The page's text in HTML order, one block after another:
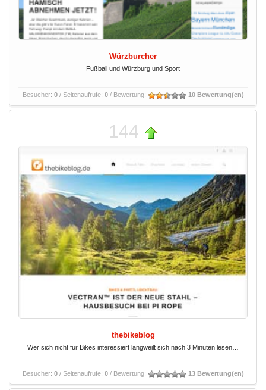
Würzburcher
Fußball und Würzburg und Sport
Besucher: 0/ Seitenaufrufe: 0/ Bewertung: 10 Bewertung(en)
144
thebikeblog
Wer sich nicht für Bikes interessiert langweilt sich nach 3 Minuten lesen…
Besucher: 0/ Seitenaufrufe: 0/ Bewertung: 13 Bewertung(en)